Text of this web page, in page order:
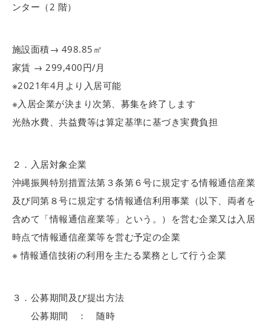
ンター（2 階）
施設面積→ 498.85㎡
家賃 → 299,400円/月
※2021年4月より入居可能
※入居企業が決まり次第、募集を終了します
光熱水費、共益費等は算定基準に基づき実費負担
２．入居対象企業
沖縄振興特別措置法第３条第６号に規定する情報通信産業
及び同第８号に規定する情報通信利用事業（以下、両者を
含めて「情報通信産業等」という。）を営む企業又は入居
時点で情報通信産業等を営む予定の企業
※ 情報通信技術の利用を主たる業務として行う企業
３．公募期間及び提出方法
公募期間 ： 随時